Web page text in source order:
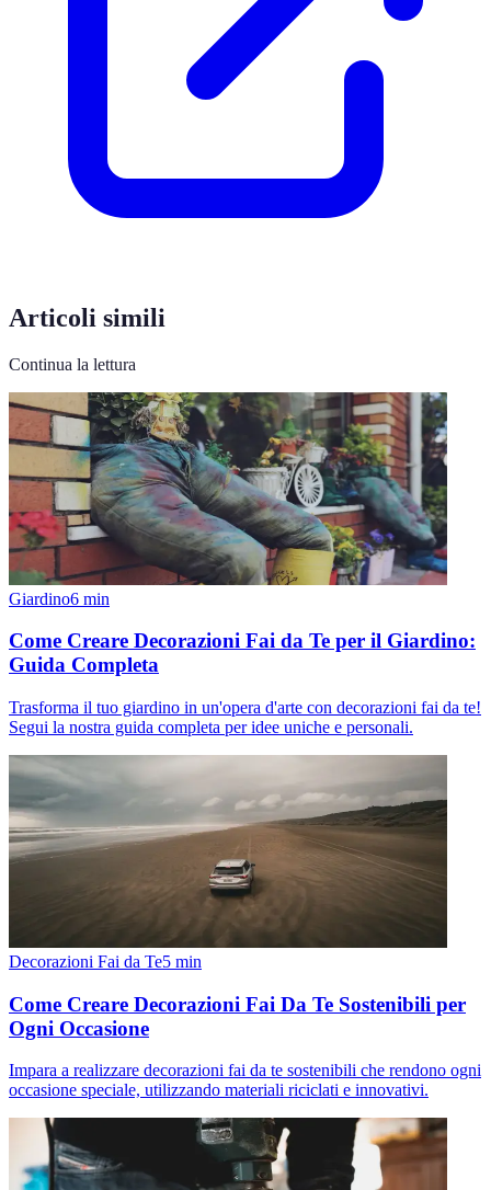
Articoli simili
Continua la lettura
Giardino6 min
Come Creare Decorazioni Fai da Te per il Giardino:
Guida Completa
Trasforma il tuo giardino in un'opera d'arte con decorazioni fai da te!
Segui la nostra guida completa per idee uniche e personali.
Decorazioni Fai da Te5 min
Come Creare Decorazioni Fai Da Te Sostenibili per
Ogni Occasione
Impara a realizzare decorazioni fai da te sostenibili che rendono ogni
occasione speciale, utilizzando materiali riciclati e innovativi.